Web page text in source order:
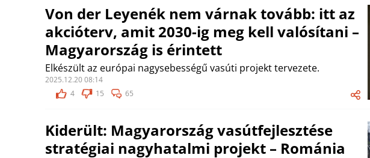
Von der Leyenék nem várnak tovább: itt az
akcióterv, amit 2030-ig meg kell valósítani –
Magyarország is érintett
Elkészült az európai nagysebességű vasúti projekt tervezete.
2025.12.20 08:14
4
15 65
Kiderült: Magyarország vasútfejlesztése
stratégiai nagyhatalmi projekt – Románia